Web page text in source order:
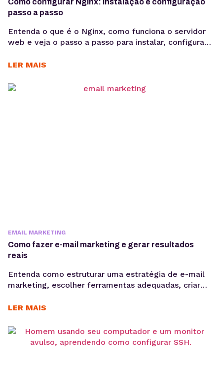
Como configurar Nginx: instalação e configuração
passo a passo
Entenda o que é o Nginx, como funciona o servidor
web e veja o passo a passo para instalar, configurar
Aprender como configurar Nginx é um passo
sites em produção com mais desempenho e
LER MAIS
EMAIL MARKETING
Como fazer e-mail marketing e gerar resultados
reais
Entenda como estruturar uma estratégia de e-mail
marketing, escolher ferramentas adequadas, criar
métricas como taxa de abertura e CTR para evoluir
e-mail marketing continua sendo uma das
habilidades mais importantes para empresas que
LER MAIS